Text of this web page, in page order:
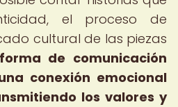
el proceso de
cultural de las piezas
de comunicación
conexión emocional
los valores y